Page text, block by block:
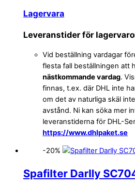
Lagervara
Leveranstider för
Vid beställning vardagar
flesta fall beställningen att
nästkommande vardag.
finnas, t.ex. där DHL inte
om det av naturliga skäl
avstånd. Ni kan söka mer
leveranstiderna för DHL-
https://www.dhlpaket.se
-20%
Spafilter Darlly